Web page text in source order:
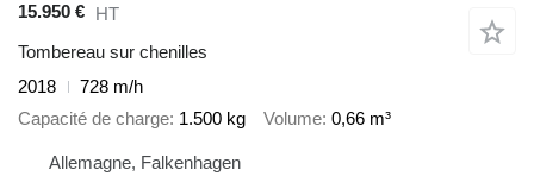
15.950 € HT
Tombereau sur chenilles
2018
728 m/h
Capacité de charge 1.500 kg Volume 0,66 m³
Allemagne, Falkenhagen